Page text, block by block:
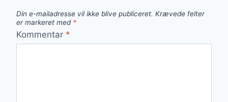
Din e-mailadresse vil ikke blive publiceret. Krævede felter
er markeret med *
Kommentar *